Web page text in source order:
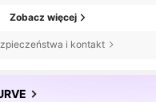
Zobacz więcej
i kontakt